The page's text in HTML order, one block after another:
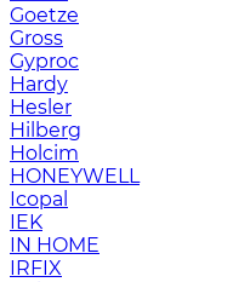
Goetze
Gross
Gyproc
Hardy
Hesler
Hilberg
Holcim
HONEYWELL
Icopal
IEK
IN HOME
IRFIX